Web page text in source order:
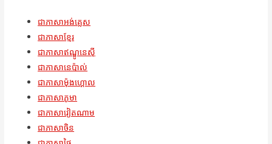
ជាភាសាអង់គ្លេស
ជាភាសាខ្មែរ
ជាភាសាឥណ្ឌូនេស៊ី
ជាភាសានេប៉ាល់
ជាភាសាម៉ុងហ្គោល
ជាភាសាភូមា
ជាភាសាវៀតណាម
ជាភាសាចិន